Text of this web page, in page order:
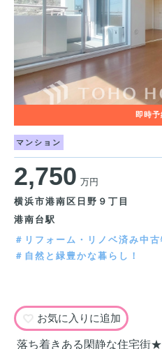
マンション
2,750 万円
横浜市港南区日野９丁目
港南台駅
＃リフォーム・リノベ済み中古
＃自然と緑豊かな暮らし！
お気に入りに追加
落ち着きある閑静な住宅街